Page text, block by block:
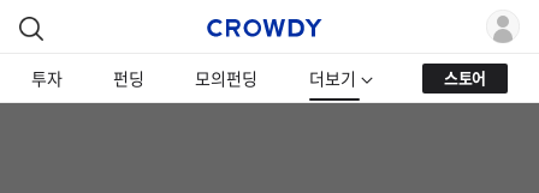
투자 펀딩 모의펀딩 더보기 스토어